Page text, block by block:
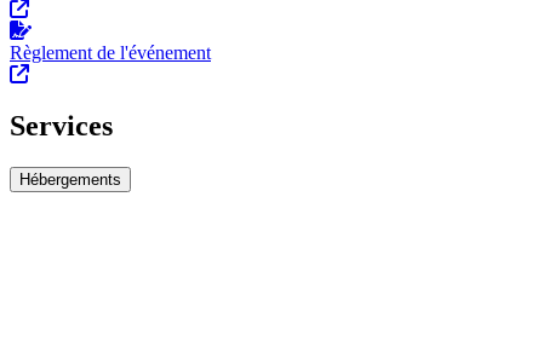
Règlement de l'événement
Services
Hébergements